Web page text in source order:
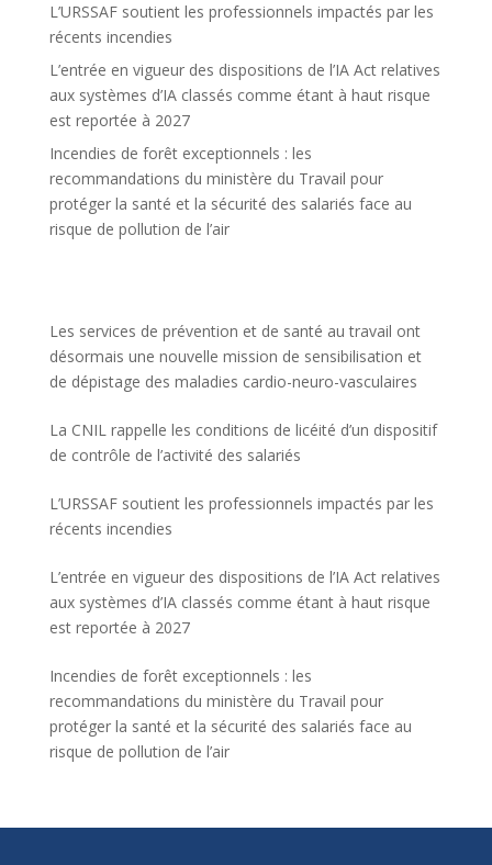
L’URSSAF soutient les professionnels impactés par les
récents incendies
L’entrée en vigueur des dispositions de l’IA Act relatives
aux systèmes d’IA classés comme étant à haut risque
est reportée à 2027
Incendies de forêt exceptionnels : les
recommandations du ministère du Travail pour
protéger la santé et la sécurité des salariés face au
risque de pollution de l’air
Les services de prévention et de santé au travail ont
désormais une nouvelle mission de sensibilisation et
de dépistage des maladies cardio-neuro-vasculaires
La CNIL rappelle les conditions de licéité d’un dispositif
de contrôle de l’activité des salariés
L’URSSAF soutient les professionnels impactés par les
récents incendies
L’entrée en vigueur des dispositions de l’IA Act relatives
aux systèmes d’IA classés comme étant à haut risque
est reportée à 2027
Incendies de forêt exceptionnels : les
recommandations du ministère du Travail pour
protéger la santé et la sécurité des salariés face au
risque de pollution de l’air